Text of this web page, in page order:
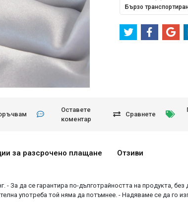
Бързо
Оставете
коментар
Сравнете
за разсрочено плащане Отзиви
За да се гарантира по-дълготрайността на продукта,
употреба той няма да потъмнее. - Надяваме се да го